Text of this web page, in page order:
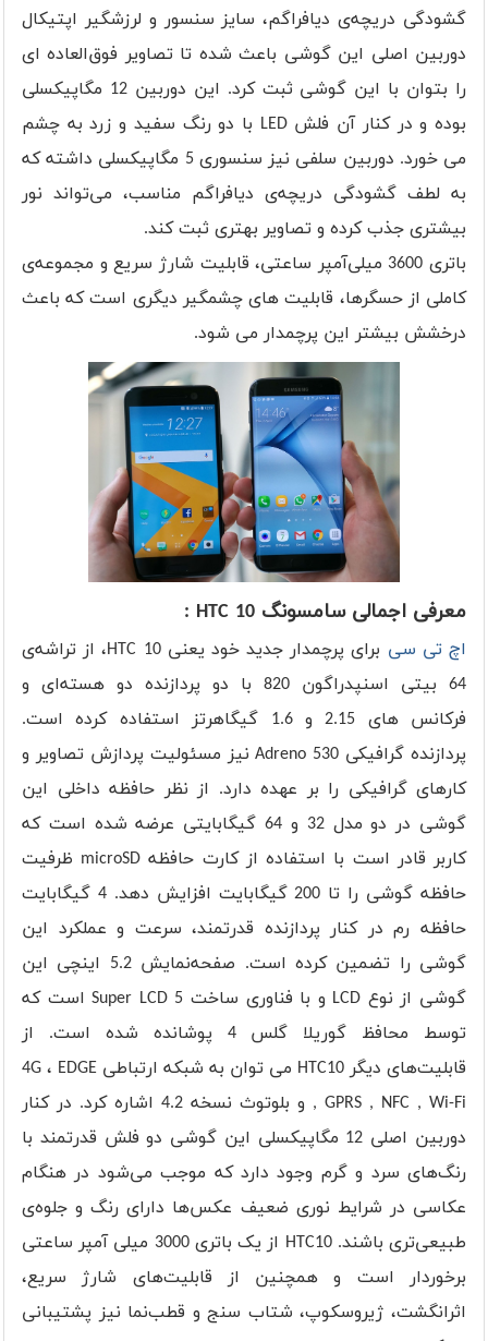
گشودگی دریچه‌ی دیافراگم، سایز سنسور و لرزشگیر اپتیکال
دوربین اصلی این گوشی باعث شده تا تصاویر فوق‌العاده ای
را بتوان با این گوشی ثبت کرد. این دوربین 12 مگاپیکسلی
بوده و در کنار آن فلش LED با دو رنگ سفید و زرد به چشم
می خورد. دوربین سلفی نیز سنسوری 5 مگاپیکسلی داشته که
به لطف گشودگی دریچه‌ی دیافراگم مناسب، می‌تواند نور
بیشتری جذب کرده و تصاویر بهتری ثبت کند.
باتری 3600 میلی‌آمپر ساعتی، قابلیت شارژ سریع و مجموعه‌ی
کاملی از حسگر‌ها، قابلیت های چشمگیر دیگری است که باعث
درخشش بیشتر این پرچمدار می شود.
معرفی اجمالی سامسونگ HTC 10 :
اچ تی سی
برای پرچمدار جدید خود یعنی HTC 10، از تراشه‌ی
64 بیتی اسنپدراگون 820 با دو پردازنده دو هسته‌ای و
فرکانس های 2.15 و 1.6 گیگاهرتز استفاده کرده است.
پردازنده گرافیکی Adreno 530 نیز مسئولیت پردازش تصاویر و
کارهای گرافیکی را بر عهده دارد. از نظر حافظه داخلی این
گوشی در دو مدل 32 و 64 گیگابایتی عرضه شده است که
کاربر قادر است با استفاده از کارت حافظه microSD ظرفیت
حافظه گوشی را تا 200 گیگابایت افزایش دهد. 4 گیگابایت
حافظه رم در کنار پردازنده قدرتمند، سرعت و عملکرد این
گوشی را تضمین کرده است. صفحه‌نمایش 5.2 اینچی این
گوشی از نوع LCD و با فناوری ساخت Super LCD 5 است که
توسط محافظ گوریلا گلس 4 پوشانده شده است. از
قابلیت‌های دیگر HTC10 می توان به شبکه ارتباطی 4G ، EDGE
, GPRS , NFC , Wi-Fi و بلوتوث نسخه 4.2 اشاره کرد. در کنار
دوربین اصلی 12 مگاپیکسلی این گوشی دو فلش قدرتمند با
رنگ‌های سرد و گرم وجود دارد که موجب می‌شود در هنگام
عکاسی در شرایط نوری ضعیف عکس‌ها دارای رنگ و جلوه‌ی
طبیعی‌تری باشند. HTC10 از یک باتری 3000 میلی آمپر ساعتی
برخوردار است و همچنین از قابلیت‌های شارژ سریع،
اثرانگشت، ژیروسکوپ، شتاب سنج و قطب‌نما نیز پشتیبانی